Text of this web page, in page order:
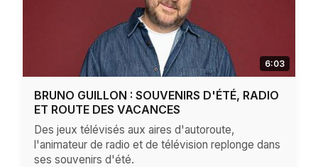
6:03
BRUNO GUILLON : SOUVENIRS D'ÉTÉ, RADIO
ET ROUTE DES VACANCES
Des jeux télévisés aux aires d'autoroute,
l'animateur de radio et de télévision replonge dans
ses souvenirs d'été.